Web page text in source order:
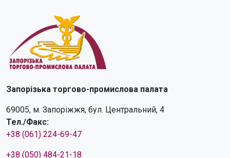
Запорізька торгово-промислова палата
69005, м. Запоріжжя, бул. Центральний, 4
Тел./Факс:
+38 (061) 224-69-47
+38 (050) 484-21-18